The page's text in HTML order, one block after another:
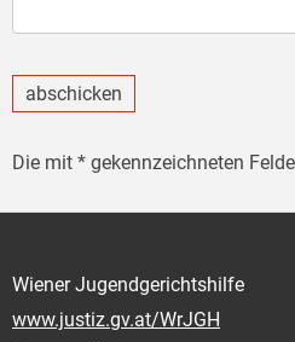
abschicken
Die mit * gekennzeichneten
Wiener Jugendgerichtshilfe
www.justiz.gv.at/WrJGH